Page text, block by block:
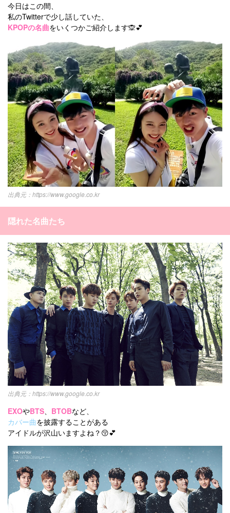
すべての記事
manimani について
カテゴリー一覧
タグ一覧
キュレーター一覧
利用規約
プライバシーポリシー
お問い合わせ
韓国 オルチャン 韓国コスメ 韓国トレンド
韓国旅行 韓国ファッション 韓国アイドル
メイク k-pop コスメ ファッション
kpop トレンド
オルチャンメイク
韓国ドラマ カフェ かわいい
今日はこの間、
私のTwitterで少し話していた、
KPOPの名曲をいくつかご紹介します🙊💕
https://www.google.co.kr
隠れた名曲たち
https://www.google.co.kr
EXOやBTS BTOBなど、
カバー曲を披露することがある
アイドルが沢山いますよね？😚💕